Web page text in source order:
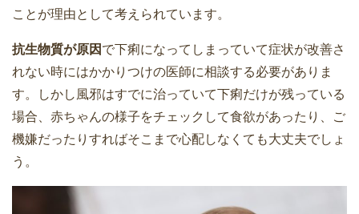
ことが理由として考えられています。
抗生物質が原因 で下痢になってしまっていて症状が改善さ
れない時にはかかりつけの医師に相談する必要がありま
す。しかし風邪はすでに治っていて下痢だけが残っている
場合、赤ちゃんの様子をチェックして食欲があったり、ご
機嫌だったりすればそこまで心配しなくても大丈夫でしょ
う。